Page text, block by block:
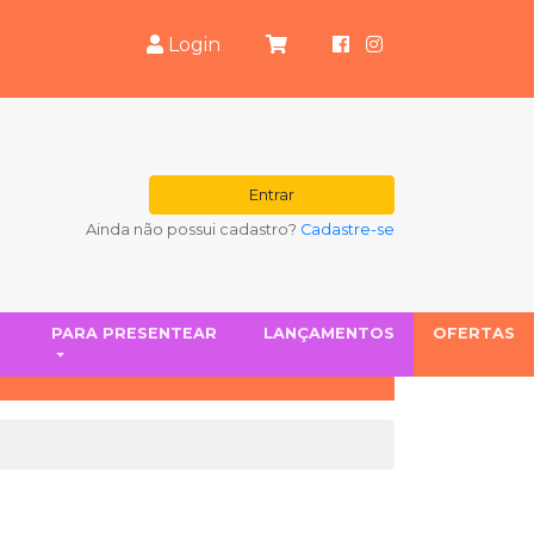
Login
Entrar
Ainda não possui cadastro? Cadastre-se
PARA PRESENTEAR LANÇAMENTOS OFERTAS